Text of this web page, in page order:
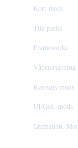
Kort-mods
Tile packs
Frameworks
Våben/
Køretøjs-mods
UI/QoL-mods
Cremation,